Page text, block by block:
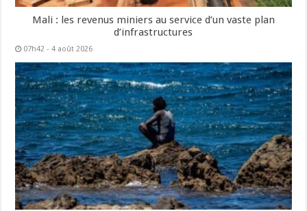
Mali : les revenus miniers au service d’un vaste plan
d’infrastructures
07h42 - 4 août 2026